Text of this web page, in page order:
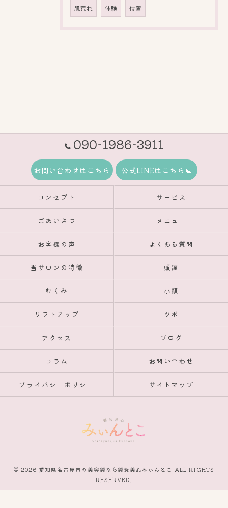
肌荒れ 体験 位置
090-1986-3911
お問い合わせはこちら 公式LINEはこちら
コンセプト サービス
ごあいさつ メニュー
お客様の声 よくある質問
当サロンの特徴 頭痛
むくみ 小顔
リフトアップ ツボ
アクセス ブログ
コラム お問い合わせ
プライバシーポリシー サイトマップ
© 2026 愛知県名古屋市の美容鍼なら鍼灸美心みぃんとこ ALL RIGHTS
RESERVED.